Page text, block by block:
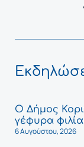
Ο Δήμος
γέφυρα
6 Αυγούστου, 2026